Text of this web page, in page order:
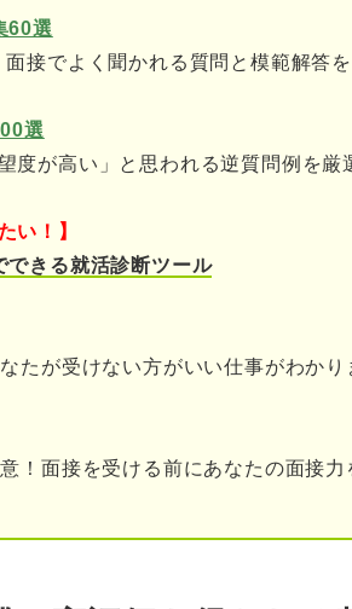
ほかの就活生と差別化を図れる
利用時は気をつけよう！ 志望動機を添削
アドバイスを反映しすぎると独自性がなく
げが肝心！ 受かる志望動機に欠かせないセ
声に出して志望動機を読んでみる
具体的なエピソードが含まれているか確
60選
面接でよく聞かれる質問と模範解答
選
度が高い」と思われる逆質問例を厳
い！】
できる就活診断ツール
たが受けない方がいい仕事がわかり
！面接を受ける前にあなたの面接力